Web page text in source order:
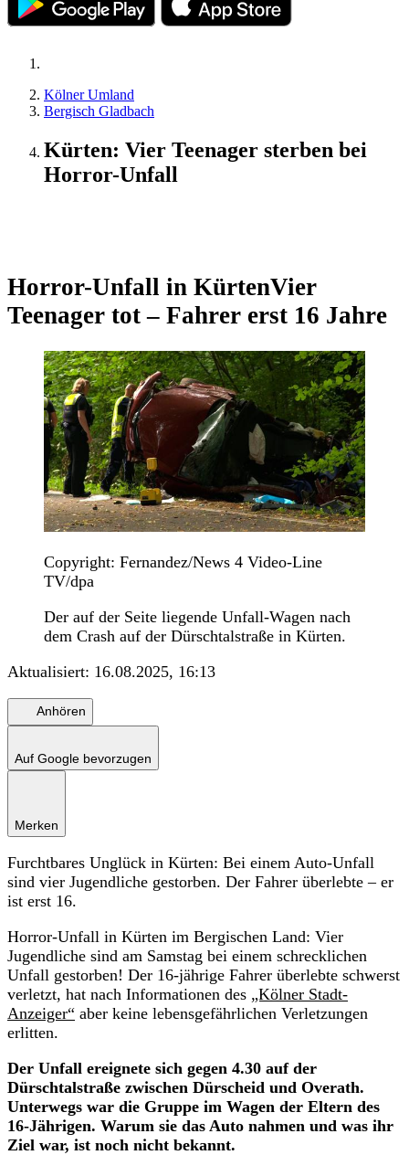
Kölner Umland
Bergisch Gladbach
Kürten: Vier Teenager sterben bei
Horror-Unfall
Horror-Unfall in KürtenVier
Teenager tot – Fahrer erst 16 Jahre
Copyright: Fernandez/News 4 Video-Line
TV/dpa
Der auf der Seite liegende Unfall-Wagen nach
dem Crash auf der Dürschtalstraße in Kürten.
Aktualisiert: 16.08.2025, 16:13
Anhören
Auf Google bevorzugen
Merken
Furchtbares Unglück in Kürten: Bei einem Auto-Unfall
sind vier Jugendliche gestorben. Der Fahrer überlebte – er
ist erst 16.
Horror-Unfall in Kürten im Bergischen Land: Vier
Jugendliche sind am Samstag bei einem schrecklichen
Unfall gestorben! Der 16-jährige Fahrer überlebte schwerst
verletzt, hat nach Informationen des „Kölner Stadt-
Anzeiger“ aber keine lebensgefährlichen Verletzungen
erlitten.
Der Unfall ereignete sich gegen 4.30 auf der
Dürschtalstraße zwischen Dürscheid und Overath.
Unterwegs war die Gruppe im Wagen der Eltern des
16-Jährigen. Warum sie das Auto nahmen und was ihr
Ziel war, ist noch nicht bekannt.